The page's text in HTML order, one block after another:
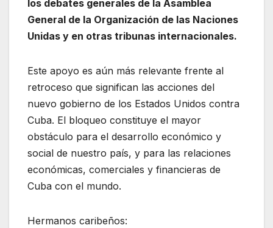
los debates generales de la Asamblea
General de la Organización de las Naciones
Unidas y en otras tribunas internacionales.
Este apoyo es aún más relevante frente al
retroceso que significan las acciones del
nuevo gobierno de los Estados Unidos contra
Cuba. El bloqueo constituye el mayor
obstáculo para el desarrollo económico y
social de nuestro país, y para las relaciones
económicas, comerciales y financieras de
Cuba con el mundo.
Hermanos caribeños: